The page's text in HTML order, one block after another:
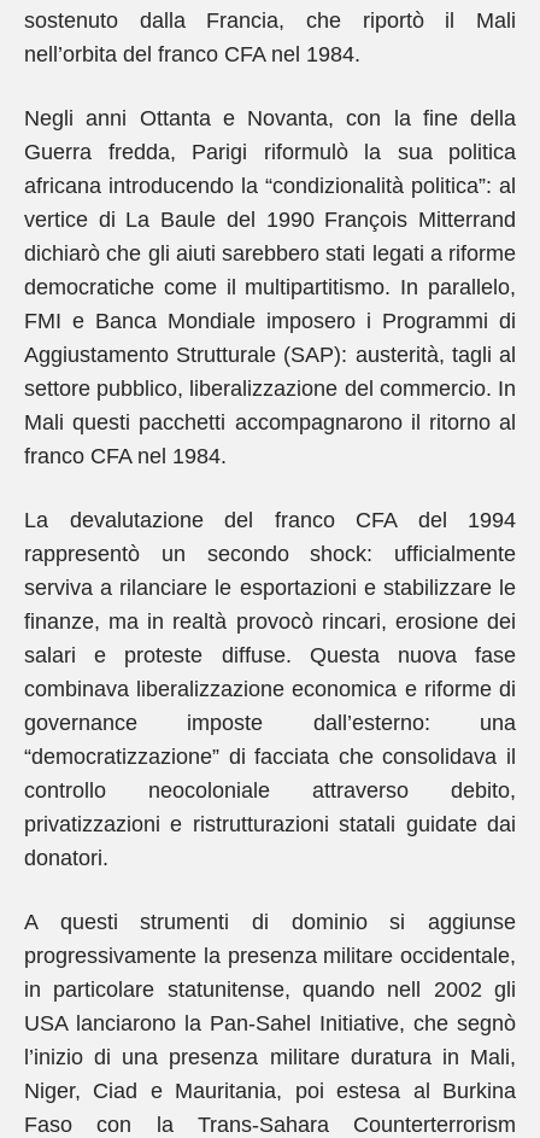
sostenuto dalla Francia, che riportò il Mali
nell’orbita del franco CFA nel 1984.
Negli anni Ottanta e Novanta, con la fine della
Guerra fredda, Parigi riformulò la sua politica
africana introducendo la “condizionalità politica”: al
vertice di La Baule del 1990 François Mitterrand
dichiarò che gli aiuti sarebbero stati legati a riforme
democratiche come il multipartitismo. In parallelo,
FMI e Banca Mondiale imposero i Programmi di
Aggiustamento Strutturale (SAP): austerità, tagli al
settore pubblico, liberalizzazione del commercio. In
Mali questi pacchetti accompagnarono il ritorno al
franco CFA nel 1984.
La devalutazione del franco CFA del 1994
rappresentò un secondo shock: ufficialmente
serviva a rilanciare le esportazioni e stabilizzare le
finanze, ma in realtà provocò rincari, erosione dei
salari e proteste diffuse. Questa nuova fase
combinava liberalizzazione economica e riforme di
governance imposte dall’esterno: una
“democratizzazione” di facciata che consolidava il
controllo neocoloniale attraverso debito,
privatizzazioni e ristrutturazioni statali guidate dai
donatori.
A questi strumenti di dominio si aggiunse
progressivamente la presenza militare occidentale,
in particolare statunitense, quando nell 2002 gli
USA lanciarono la Pan-Sahel Initiative, che segnò
l’inizio di una presenza militare duratura in Mali,
Niger, Ciad e Mauritania, poi estesa al Burkina
Faso con la Trans-Sahara Counterterrorism